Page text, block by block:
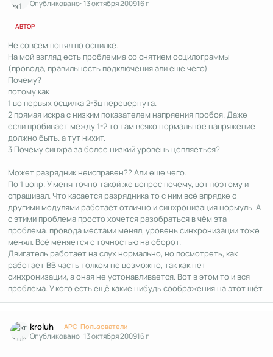
Опубликовано:13 октября 200916 г
АВТОР
Не совсем понял по осцилке.
На мой взгляд есть проблемма со снятием осцилограммы
(провода, правильность подключения али еще чего)
Почему?
потому как
1 во первых осцилка 2-3ц перевернута.
2 прямая искра с низким показателем напряения пробоя. Даже
если пробивает между 1-2 то там всяко нормальное напряжение
должно быть. а тут нихит.
3 Почему синхра за более низкий уровень цепляеться?
Может разрядник неисправен?? Али еще чего.
По 1 вопр. У меня точно такой же вопрос почему, вот поэтому и
спрашивал. Что касается разрядника то с ним всё впрядке с
другими модулями работает отлично и синхронизация нормуль. А
с этими проблема просто хочется разобраться в чём эта
проблема. провода местами менял, уровень синхронизации тоже
менял. Всё меняется с точностью на оборот.
Двигатель работает на слух нормально, но посмотреть, как
работает ВВ часть толком не возможно, так как нет
синхронизации, а оная не устонавливается. Вот в этом то и вся
проблема. У кого есть ещё какие нибудь соображения на этот щёт.
kroluh APC-Пользователи
Опубликовано:13 октября 200916 г